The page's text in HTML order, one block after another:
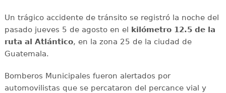
Un trágico accidente de tránsito se registró la noche del
pasado jueves 5 de agosto en el kilómetro 12.5 de la
ruta al Atlántico, en la zona 25 de la ciudad de
Guatemala.
Bomberos Municipales fueron alertados por
automovilistas que se percataron del percance vial y